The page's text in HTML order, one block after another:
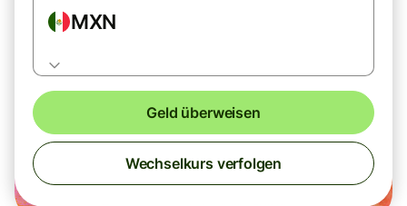
MXN
Geld überweisen
Wechselkurs verfolgen